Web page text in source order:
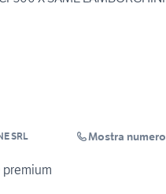
SRL Mostra numero
premium